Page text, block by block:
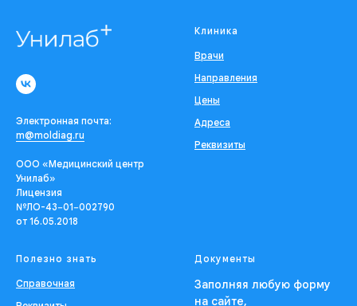
Электронная почта:
m@moldiag.ru
ООО «Медицинский центр
Унилаб»
Лицензия
№ЛО-43−01−002790
от 16.05.2018
Клиника
Врачи
Направления
Цены
Адреса
Реквизиты
Полезно знать
Справочная
Документы
Заполняя любую форму
на сайте,